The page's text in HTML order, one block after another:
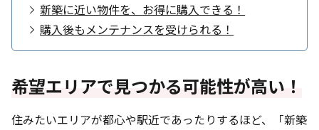
新築に近い物件を、お得に購入できる！
購入後もメンテナンスを受けられる！
希望エリアで見つかる可能性が高い！
住みたいエリアが都心や駅近であったりするほど、「新築